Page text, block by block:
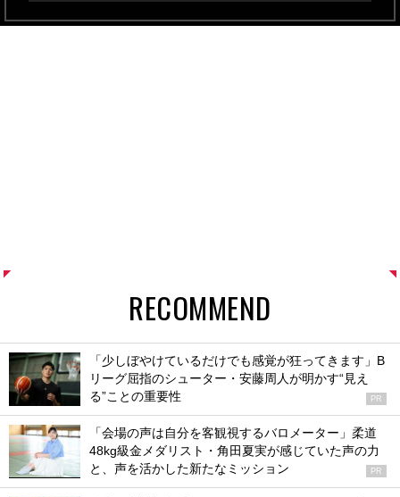
RECOMMEND
「少しぼやけているだけでも感覚が狂ってきます」B
リーグ屈指のシューター・安藤周人が明かす“見え
る”ことの重要性
PR
「会場の声は自分を客観視するバロメーター」柔道
48kg級金メダリスト・角田夏実が感じていた声の力
と、声を活かした新たなミッション
PR